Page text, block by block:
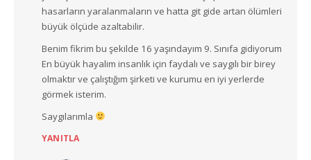
hasarların yaralanmaların ve hatta git gide artan ölümleri
büyük ölçüde azaltabilir.
Benim fikrim bu şekilde 16 yaşındayım 9. Sınıfa gidiyorum
En büyük hayalim insanlık için faydalı ve saygılı bir birey
olmaktır ve çalıştığım şirketi ve kurumu en iyi yerlerde
görmek isterim.
Saygılarımla
YANITLA